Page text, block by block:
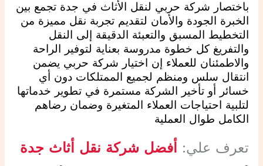
باختصار شركة حربي لنقل الأثاث في جدة تجمع بين
الخبرة الجودة والأمان لتقديم تجربة نقل مميزة من
التخطيط المسبق والتعبئة الدقيقة إلى النقل
والتفريغ كل خطوة مدروسة بعناية لتوفير الراحة
والاطمئنان للعملاء إن اختيار شركة حربي يضمن
انتقال سلس ومنظم لجميع الممتلكات دون أي
خسائر أو تأخير الشركة مستمرة في تطوير خدماتها
لتلبية احتياجات العملاء المتغيرة وضمان رضاهم
الكامل طوال العملية
تعرف علي: أفضل شركة نقل أثاث جدة